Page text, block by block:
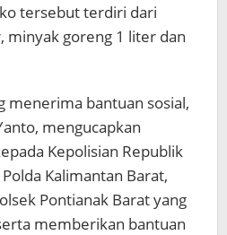
tersebut terdiri dari
minyak goreng 1 liter dan
menerima bantuan sosial,
mengucapkan
Kepolisian Republik
Kalimantan Barat,
Pontianak Barat yang
memberikan bantuan